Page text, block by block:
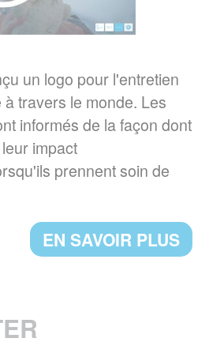
ELARGIE DU
depuis le 1er janvier
d'une
et d'une info-tri sur les
textiles d'habillement, le
les chaussures.
POUR LE
été nommé président de
à compter du
un logo pour l'entretien
travers le monde. Les
informés de la façon dont
impact
prennent soin de
EN SAVOIR PLUS